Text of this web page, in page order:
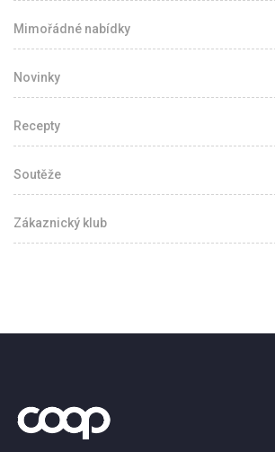
Mimořádné nabídky
Novinky
Recepty
Soutěže
Zákaznický klub